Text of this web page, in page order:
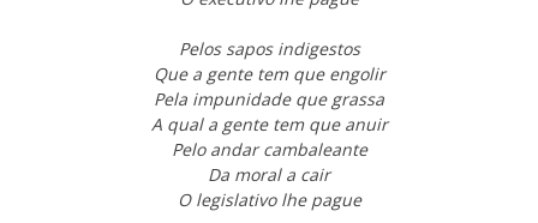
Pelos sapos indigestos
Que a gente tem que engolir
Pela impunidade que grassa
A qual a gente tem que anuir
Pelo andar cambaleante
Da moral a cair
O legislativo lhe pague